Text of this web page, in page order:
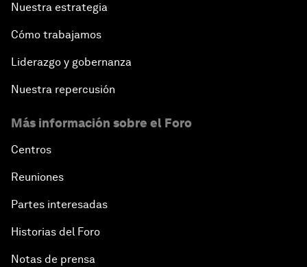
Nuestra estrategia
Cómo trabajamos
Liderazgo y gobernanza
Nuestra repercusión
Más información sobre el Foro
Centros
Reuniones
Partes interesadas
Historias del Foro
Notas de prensa